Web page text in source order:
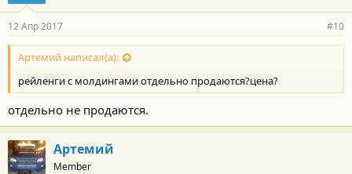
12 Апр 2017 #10
Артемий написал(а):
рейленги с молдингами отдельно продаются?цена?
отдельно не продаются.
Артемий
Member